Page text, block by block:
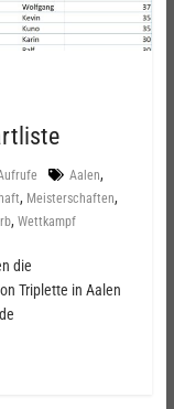
Aalen,
, Meisterschaften,
, Wettkampf
die
Triplette in Aalen